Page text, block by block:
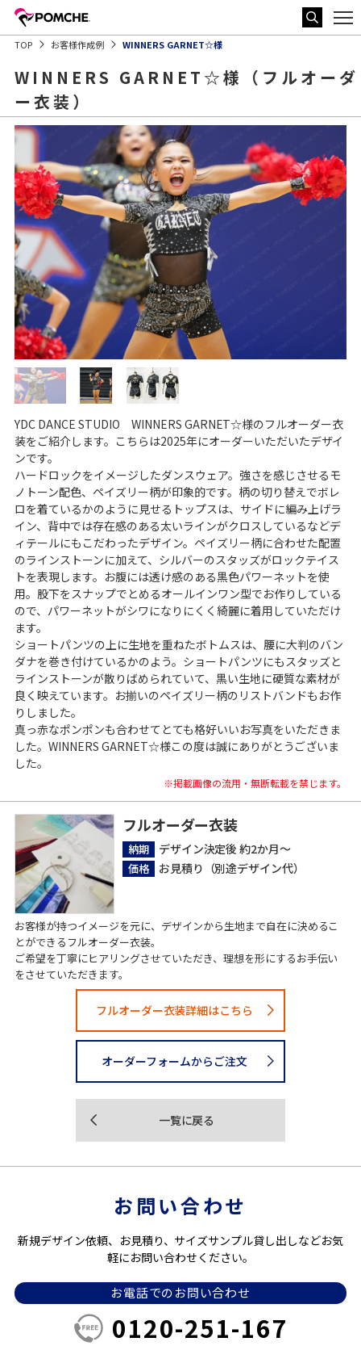
TOP お客様作成例 WINNERS GARNET☆様
WINNERS GARNET☆様（フルオーダ
ー衣装）
YDC DANCE STUDIO WINNERS GARNET☆様のフルオーダー衣
装をご紹介します。こちらは2025年にオーダーいただいたデザイ
ンです。
ハードロックをイメージしたダンスウェア。強さを感じさせるモ
ノトーン配色、ペイズリー柄が印象的です。柄の切り替えでボレ
ロを着ているかのように見せるトップスは、サイドに編み上げラ
イン、背中では存在感のある太いラインがクロスしているなどデ
ィテールにもこだわったデザイン。ペイズリー柄に合わせた配置
のラインストーンに加えて、シルバーのスタッズがロックテイス
トを表現します。お腹には透け感のある黒色パワーネットを使
用。股下をスナップでとめるオールインワン型でお作りしている
ので、パワーネットがシワになりにくく綺麗に着用していただけ
ます。
ショートパンツの上に生地を重ねたボトムスは、腰に大判のバン
ダナを巻き付けているかのよう。ショートパンツにもスタッズと
ラインストーンが散りばめられていて、黒い生地に硬質な素材が
良く映えています。お揃いのペイズリー柄のリストバンドもお作
りしました。
真っ赤なポンポンも合わせてとても格好いいお写真をいただきま
した。WINNERS GARNET☆様この度は誠にありがとうございま
した。
※掲載画像の流用・無断転載を禁じます。
フルオーダー衣装
納期 デザイン決定後 約2か月～
価格 お見積り（別途デザイン代）
お客様が持つイメージを元に、デザインから生地まで自在に決めるこ
とができるフルオーダー衣装。
ご希望を丁寧にヒアリングさせていただき、理想を形にするお手伝い
をさせていただきます。
フルオーダー衣装詳細はこちら
オーダーフォームからご注文
一覧に戻る
お問い合わせ
新規デザイン依頼、お見積り、サイズサンプル貸し出しなどお気
軽にお問い合わせください。
お電話でのお問い合わせ
0120-251-167